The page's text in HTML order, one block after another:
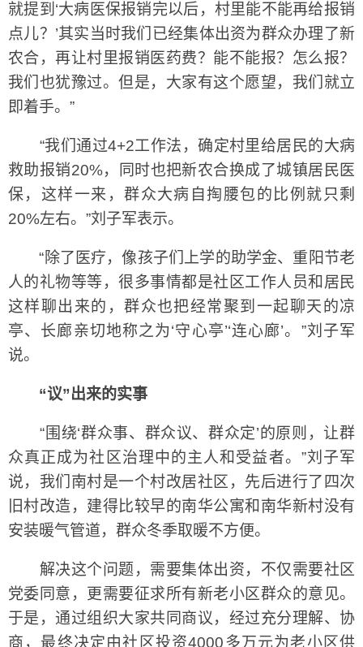
就提到‘大病医保报销完以后，村里能不能再给报销
点儿？’其实当时我们已经集体出资为群众办理了新
农合，再让村里报销医药费？能不能报？怎么报？
我们也犹豫过。但是，大家有这个愿望，我们就立
即着手。”
“我们通过4+2工作法，确定村里给居民的大病
救助报销20%，同时也把新农合换成了城镇居民医
保，这样一来，群众大病自掏腰包的比例就只剩
20%左右。”刘子军表示。
“除了医疗，像孩子们上学的助学金、重阳节老
人的礼物等等，很多事情都是社区工作人员和居民
这样聊出来的，群众也把经常聚到一起聊天的凉
亭、长廊亲切地称之为‘守心亭’‘连心廊’。”刘子军
说。
“议”出来的实事
“围绕‘群众事、群众议、群众定’的原则，让群
众真正成为社区治理中的主人和受益者。”刘子军
说，我们南村是一个村改居社区，先后进行了四次
旧村改造，建得比较早的南华公寓和南华新村没有
安装暖气管道，群众冬季取暖不方便。
解决这个问题，需要集体出资，不仅需要社区
党委同意，更需要征求所有新老小区群众的意见。
于是，通过组织大家共同商议，经过充分理解、协
商，最终决定由社区投资4000多万元为老小区供